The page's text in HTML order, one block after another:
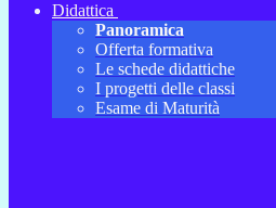
Didattica
Panoramica
Offerta formativa
Le schede didattiche
I progetti delle classi
Esame di Maturità